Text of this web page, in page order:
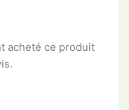
acheté ce produit